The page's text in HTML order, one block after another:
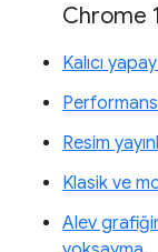
Chrome
Kalıcı
Resim
Klasik ve
Alev